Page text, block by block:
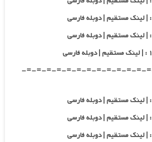
-=-=-=-=-=-=-=-=-=-=-=-=-